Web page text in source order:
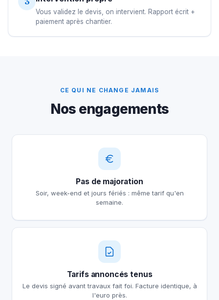
Vous validez le devis, on intervient. Rapport écrit +
paiement après chantier.
CE QUI NE CHANGE JAMAIS
Nos engagements
Pas de majoration
Soir, week-end et jours fériés : même tarif qu'en
semaine.
Tarifs annoncés tenus
Le devis signé avant travaux fait foi. Facture identique, à
l'euro près.